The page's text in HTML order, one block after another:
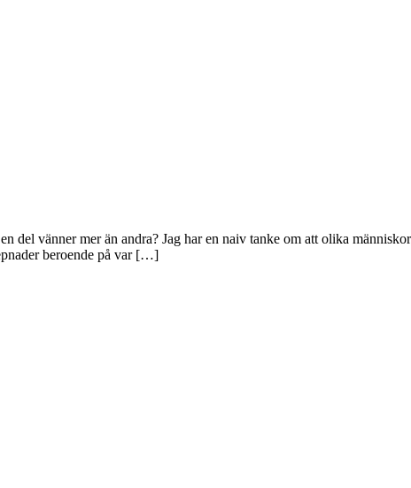
del vänner mer än andra? Jag har en naiv tanke om att olika
beroende på var […]